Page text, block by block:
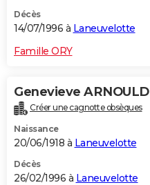
Décès
14/07/1996 à Laneuvelotte
Famille ORY
Genevieve ARNOULD
Créer une cagnotte obsèques
Naissance
20/06/1918 à Laneuvelotte
Décès
26/02/1996 à Laneuvelotte